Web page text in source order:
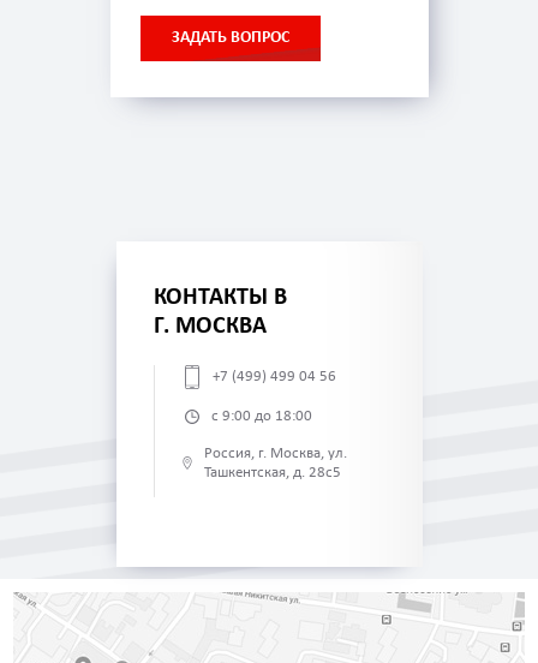
ЗАДАТЬ ВОПРОС
КОНТАКТЫ В
Г. МОСКВА
+7 (499) 499 04 56
с 9:00 до 18:00
Россия, г. Москва, ул.
Ташкентская, д. 28с5